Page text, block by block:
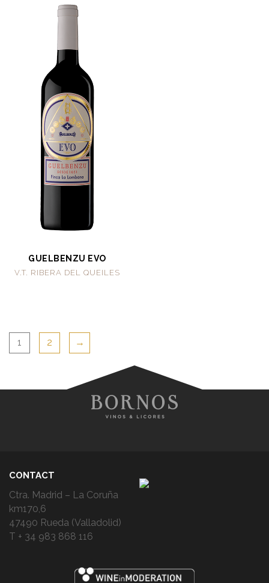
GUELBENZU EVO
V.T. RIBERA DEL QUEILES
1 2 →
CONTACT
Ctra. Madrid – La Coruña
km170,6
47490 Rueda (Valladolid)
T + 34 983 868 116